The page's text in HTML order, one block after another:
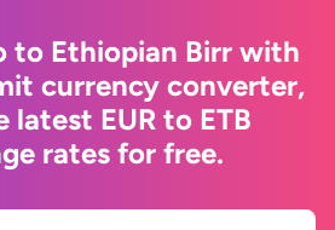
to Ethiopian Birr with
currency converter,
latest EUR to ETB
rates for free.